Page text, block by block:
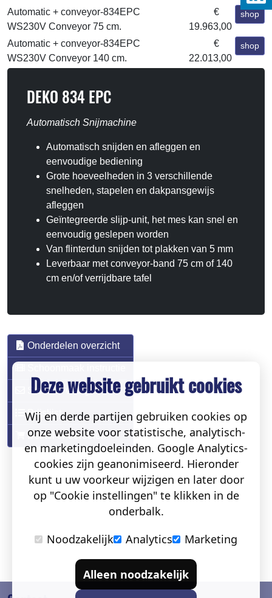
Automatic + conveyor-834EPC
WS230V Conveyor 75 cm.
€
19.963,00
shop
Automatic + conveyor-834EPC
WS230V Conveyor 140 cm.
€
22.013,00
shop
DEKO 834 EPC
Automatisch Snijmachine
Automatisch snijden en afleggen en
eenvoudige bediening
Grote hoeveelheden in 3 verschillende
snelheden, stapelen en dakpansgewijs
afleggen
Geïntegreerde slijp-unit, het mes kan snel en
eenvoudig geslepen worden
Van flinterdun snijden tot plakken van 5 mm
Leverbaar met conveyor-band 75 cm of 140
cm en/of verrijdbare tafel
Onderdelen overzicht
Stel een vraag
Prijslijst
Bestel onderdelen
Deze website gebruikt cookies
Wij en derde partijen gebruiken cookies op
onze website voor statistische, analytisch-
en marketingdoeleinden. Google Analytics-
cookies zijn geanonimiseerd. Hieronder
kunt u uw voorkeur wijzigen en later door
op "Cookie instellingen" te klikken in de
onderbalk.
Noodzakelijk
Analytics Marketing
Alleen noodzakelijk